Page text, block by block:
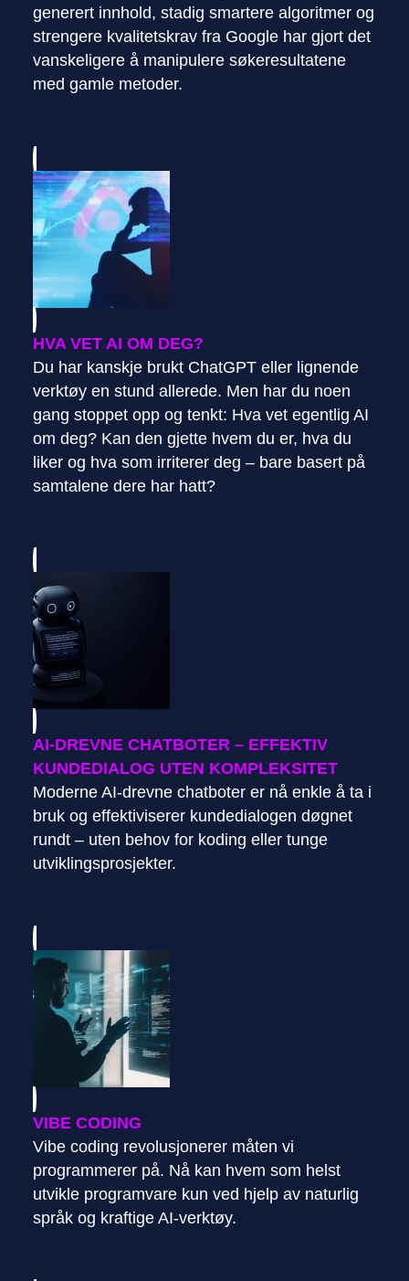
generert innhold, stadig smartere algoritmer og
strengere kvalitetskrav fra Google har gjort det
vanskeligere å manipulere søkeresultatene
med gamle metoder.
HVA VET AI OM DEG?
Du har kanskje brukt ChatGPT eller lignende
verktøy en stund allerede. Men har du noen
gang stoppet opp og tenkt: Hva vet egentlig AI
om deg? Kan den gjette hvem du er, hva du
liker og hva som irriterer deg – bare basert på
samtalene dere har hatt?
AI-DREVNE CHATBOTER – EFFEKTIV
KUNDEDIALOG UTEN KOMPLEKSITET
Moderne AI-drevne chatboter er nå enkle å ta i
bruk og effektiviserer kundedialogen døgnet
rundt – uten behov for koding eller tunge
utviklingsprosjekter.
VIBE CODING
Vibe coding revolusjonerer måten vi
programmerer på. Nå kan hvem som helst
utvikle programvare kun ved hjelp av naturlig
språk og kraftige AI-verktøy.